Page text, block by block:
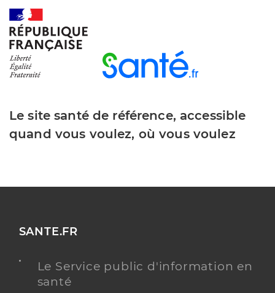
Le site santé de référence, accessible
quand vous voulez, où vous voulez
SANTE.FR
Le Service public d'information en
santé